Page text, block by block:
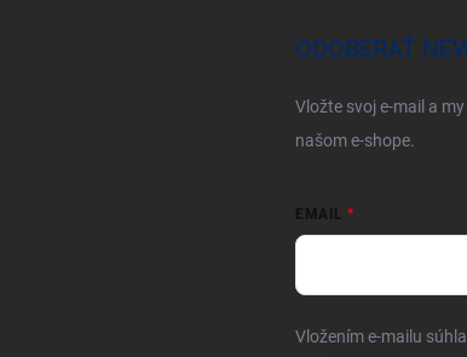
ODOBERAŤ
Vložte svoj e-mail a
našom e-shope.
EMAIL
Vložením e-mailu